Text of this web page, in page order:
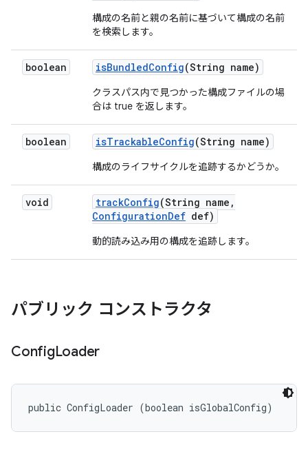
構成の名前と親の名前に基づいて構成の名前
を検索します。
boolean isBundledConfig(String name)
クラスパス内で見つかった構成ファイルの場
合は true を返します。
boolean isTrackableConfig(String name)
構成のライフサイクルを追跡するかどうか。
void trackConfig(String name ,
ConfigurationDef def)
動的読み込み用の構成を追跡します。
パブリック コンストラクタ
ConfigLoader
public ConfigLoader (boolean isGlobalConfig)